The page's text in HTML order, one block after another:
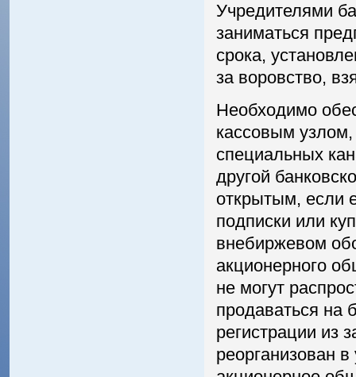
Учредителями
заниматься
срока,
за воровство,
Необходимо
кассовым
специальных
другой
открытым, если
подписки или
внебиржевом
акционерного
не могут
продаваться на
регистрации из
реорганизован